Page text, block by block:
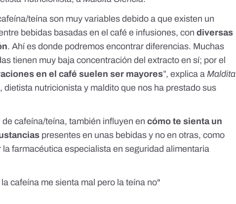
teína son muy variables debido a que existen un
bebidas basadas en el café e infusiones, con diversas
. Ahí es donde podremos encontrar diferencias. Muchas
tienen muy baja concentración del extracto en sí; por el
en el café suelen ser mayores”, explica aMaldita
dietista nutricionista y maldito que nos ha prestado sus
de cafeína/teína, también influyen encómo te sienta un
presentes en unas bebidas y no en otras, como
la farmacéutica especialista en seguridad alimentaria
cafeína me sienta mal pero la teína no"